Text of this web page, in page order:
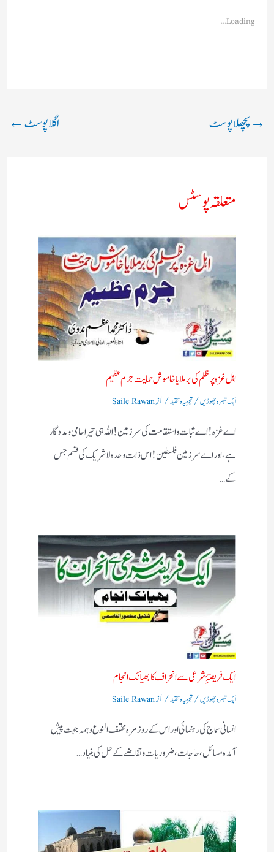
Loading...
→پچھلا پوسٹ اگلا پوسٹ←
متعلقہ پوسٹس
اہل غزہ پر ظلم کی برملا یا خاموش حمایت جرم عظیم
ایک تبصرہ چھوڑیں/تجزیہ و تنقید/ ازSaile Rawan
اے غزہ! اے ثبات واستقامت کی سرزمین! اللہ ہی تیرا حامی ومددگار
ہے، اور اے سرزمین فلسطین! اس ذات وحدہ لاشریک کی قسم جس
کے…
ایک فریضۂِ شرعی سے انحراف کا بھیانک انجام
ایک تبصرہ چھوڑیں/تجزیہ و تنقید/ ازSaile Rawan
انسانی سماج کی رہنمائی اور اس کے روز مرہ مختلف النوع وہمہ جہت پیش
آمدہ مسائل ، حاجات ، ضروریات وتقاضے کے حل کی بنیاد…